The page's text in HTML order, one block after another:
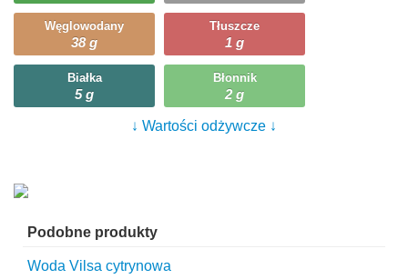
Węglowodany
38 g
Tłuszcze
1 g
Białka
5 g
Błonnik
2 g
↓ Wartości odżywcze ↓
Podobne produkty
Woda Vilsa cytrynowa